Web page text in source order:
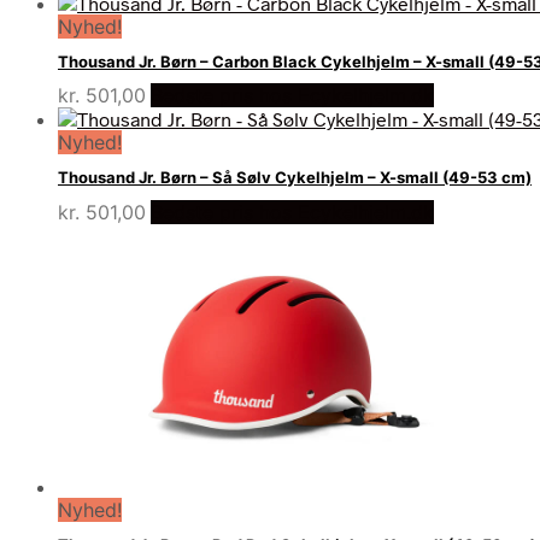
Nyhed!
Thousand Jr. Børn – Carbon Black Cykelhjelm – X-small (49-
kr. 501,00
Nyhed!
Thousand Jr. Børn – Så Sølv Cykelhjelm – X-small (49-53 cm)
kr. 501,00
Nyhed!